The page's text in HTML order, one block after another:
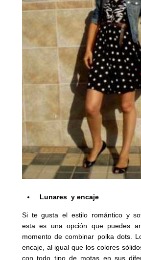
Lunares y encaje
Si te gusta el estilo romántico y
esta es una opción que puedes
momento de combinar polka dots.
encaje, al igual que los colores
con todo tipo de motas en sus